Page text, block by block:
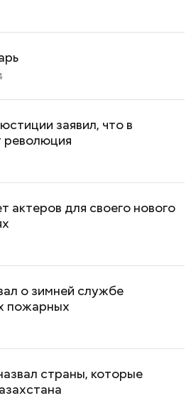
заявил, что в
революция
актеров для своего нового
о зимней службе
пожарных
страны, которые